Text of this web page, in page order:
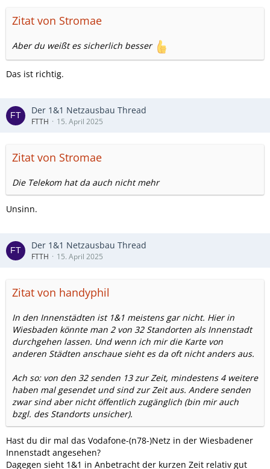
Zitat von Stromae
Aber du weißt es sicherlich besser
Das ist richtig.
Der 1&1 Netzausbau Thread
FTTH 15. April 2025
Zitat von Stromae
Die Telekom hat da auch nicht mehr
Unsinn.
Der 1&1 Netzausbau Thread
FTTH 15. April 2025
Zitat von handyphil
In den Innenstädten ist 1&1 meistens gar nicht. Hier in
Wiesbaden könnte man 2 von 32 Standorten als Innenstadt
durchgehen lassen. Und wenn ich mir die Karte von
anderen Städten anschaue sieht es da oft nicht anders aus.
Ach so: von den 32 senden 13 zur Zeit, mindestens 4 weitere
haben mal gesendet und sind zur Zeit aus. Andere senden
zwar sind aber nicht öffentlich zugänglich (bin mir auch
bzgl. des Standorts unsicher).
Hast du dir mal das Vodafone-(n78-)Netz in der Wiesbadener
Innenstadt angesehen?
Dagegen sieht 1&1 in Anbetracht der kurzen Zeit relativ gut